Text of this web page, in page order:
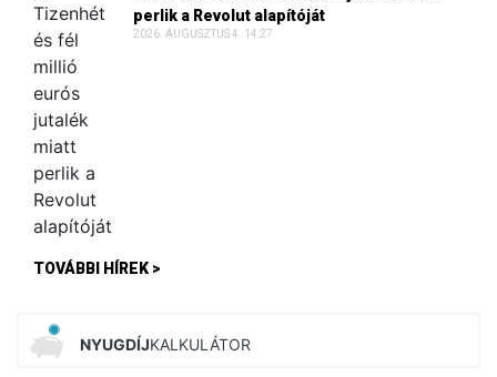
perlik a Revolut alapítóját
2026. AUGUSZTUS 4. 14:27
TOVÁBBI HÍREK >
NYUGDÍJKALKULÁTOR